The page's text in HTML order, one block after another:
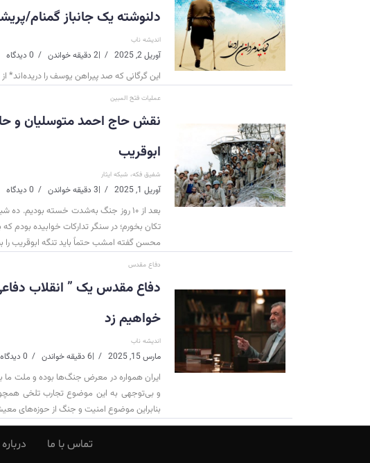
دلنوشته یک جانباز گمنام/
اندیشه ناب
آوریل 2, 2025 |2 دقیقه خواندن 0 دیدگاه
این گرگانی که صد پیراهن یوسف را دریده‌اند*
عملیات فتح المبین
نقش حاج احمد متوسلیان و
ابوقریب
شفیق فکه، شبکه ایثار
آوریل 1, 2025 |3 دقیقه خواندن 0 دیدگاه
تکان بخورم؛ در سنگر تدارکات خوابیده بودم
محسن گفته امشب حتماً باید تنگه ابوقریب را
دفاع مقدس
دفاع مقدس یک ” انقلاب
خواهیم زد
اندیشه ناب
مارس 15, 2025 |6 دقیقه خواندن 0 دیدگاه
ایران همواره در معرض جنگ‌ها بوده و ملت
و بی‌توجهی به این موضوع تجارب تلخی
بنابراین موضوع امنیت و جنگ از حوزه‌های
تماس با ما